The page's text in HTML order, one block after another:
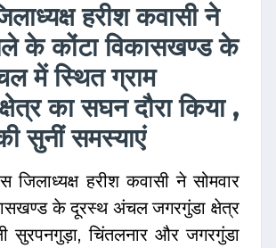
हरीश कवासी ने
के कोंटा विकासखण्ड के
में स्थित ग्राम
का सघन दौरा किया ,
सुनीं समस्याएं
जिलाध्यक्ष हरीश कवासी ने सोमवार
के दूरस्थ अंचल जगरगुंडा क्षेत्र
सुरपनगुड़ा, चिंतलनार और जगरगुंडा